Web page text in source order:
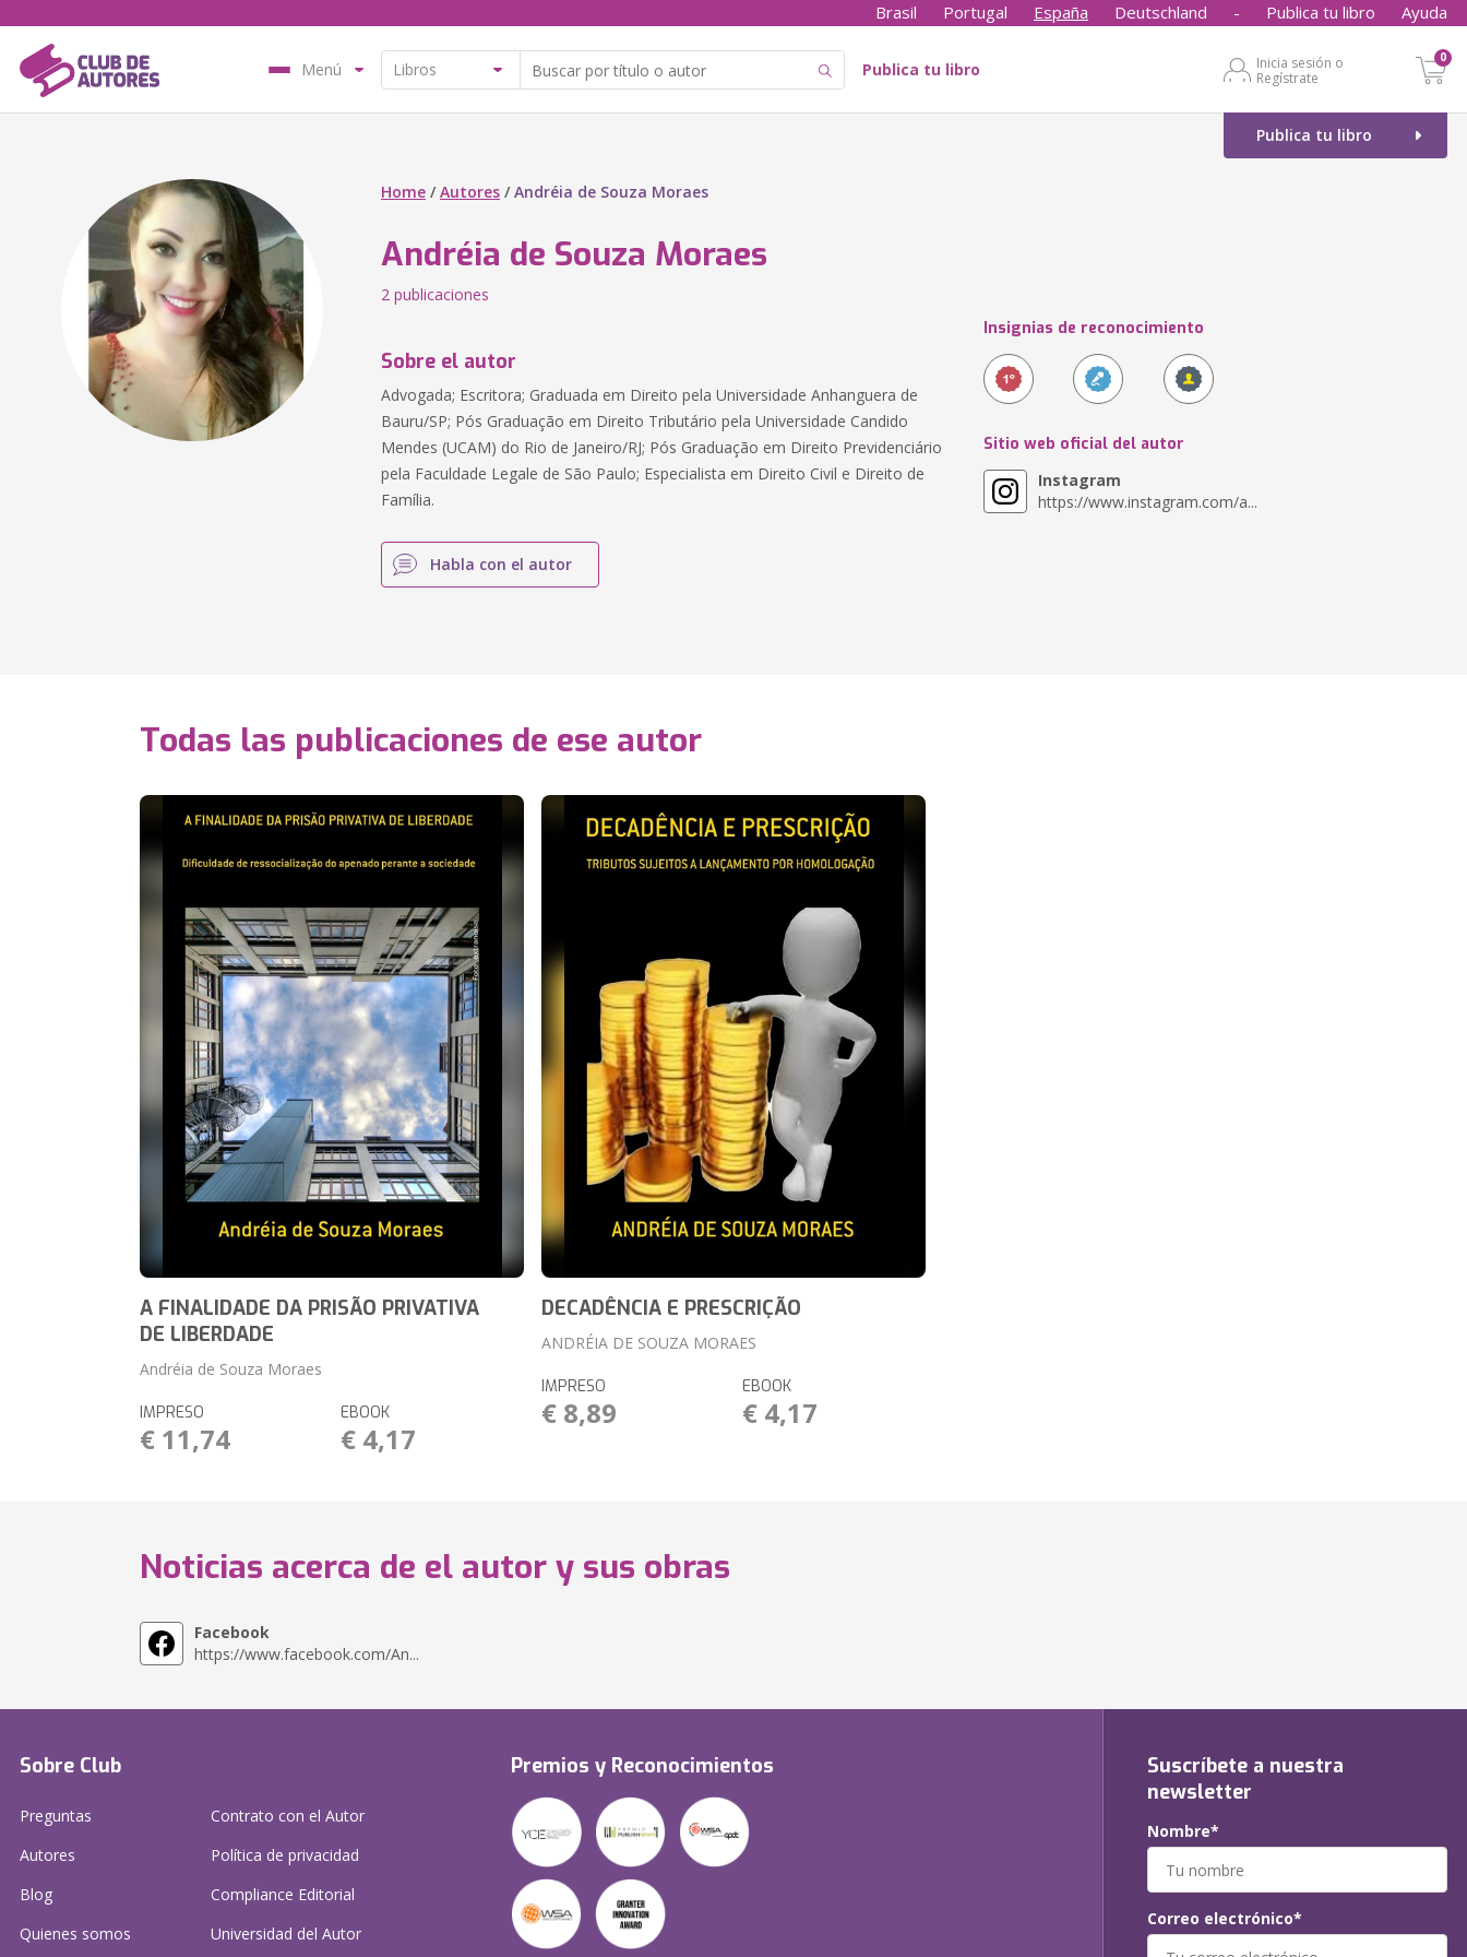
Brasil Portugal España Deutschland - Publica tu libro Ayuda
Menú Publica tu libro
Inicia sesión o
Regístrate
0
Publica tu libro
Home /Autores /Andréia de Souza Moraes
Andréia de Souza Moraes
2 publicaciones
Sobre el autor
Advogada; Escritora; Graduada em Direito pela Universidade Anhanguera de
Bauru/SP; Pós Graduação em Direito Tributário pela Universidade Candido
Mendes (UCAM) do Rio de Janeiro/RJ; Pós Graduação em Direito Previdenciário
pela Faculdade Legale de São Paulo; Especialista em Direito Civil e Direito de
Família.
Habla con el autor
Insignias de reconocimiento
Sitio web oficial del autor
Instagram
https://www.instagram.com/a...
Todas las publicaciones de ese autor
A FINALIDADE DA PRISÃO PRIVATIVA
DE LIBERDADE
Andréia de Souza Moraes
IMPRESO
€ 11,74
EBOOK
€ 4,17
DECADÊNCIA E PRESCRIÇÃO
ANDRÉIA DE SOUZA MORAES
IMPRESO
€ 8,89
EBOOK
€ 4,17
Noticias acerca de el autor y sus obras
Facebook
https://www.facebook.com/An...
Sobre Club
Preguntas
Autores
Blog
Quienes somos
Contrato con el Autor
Política de privacidad
Compliance Editorial
Universidad del Autor
Premios y Reconocimientos
Suscríbete a nuestra
newsletter
Nombre*
Correo electrónico*